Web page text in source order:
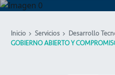
Inicio Servicios
Desarrollo
GOBIERNO ABIERTO Y